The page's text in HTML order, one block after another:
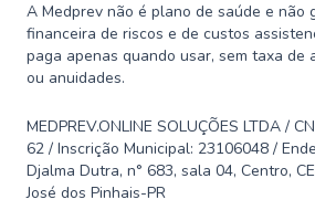
A Medprev não é plano de saúde e não
financeira de riscos e de custos
paga apenas quando usar, sem taxa de
ou anuidades.
MEDPREV.ONLINE SOLUÇÕES LTDA /
62 / Inscrição Municipal: 23106048 /
Djalma Dutra, n° 683, sala 04, Centro,
José dos Pinhais-PR